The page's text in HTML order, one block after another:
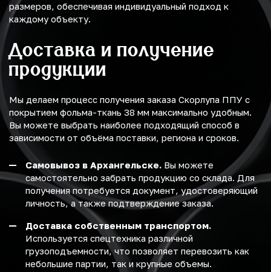
размеров, обеспечивая индивидуальный подход к
каждому объекту.
Доставка и получение
продукции
Мы делаем процесс получения заказа Скорлупа ППУ с
покрытием фольма-ткань 38 мм максимально удобным.
Вы можете выбрать наиболее подходящий способ в
зависимости от объёма поставки, региона и сроков.
Самовывоз в Архангельске. Вы можете
самостоятельно забрать продукцию со склада. Для
получения потребуется документ, удостоверяющий
личность, а также подтверждение заказа.
Доставка собственным транспортом.
Используется спецтехника различной
грузоподъемности, что позволяет перевозить как
небольшие партии, так и крупные объемы.